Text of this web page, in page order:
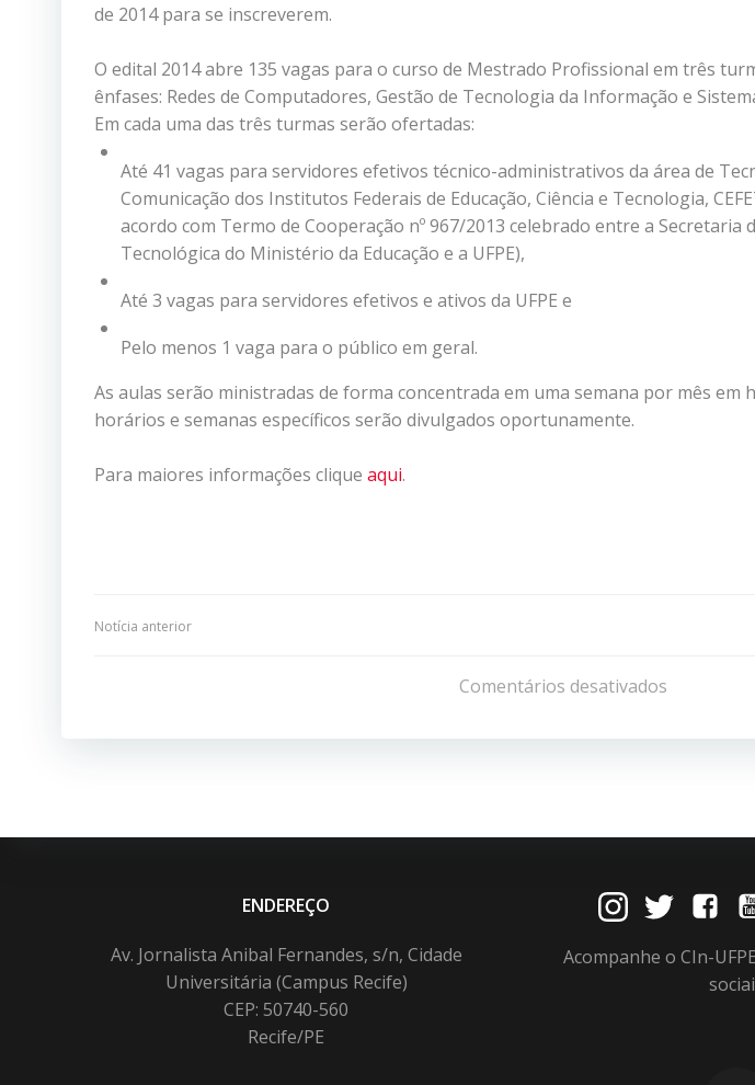
de 2014 para se inscreverem.
O edital 2014 abre 135 vagas para o curso de Mestrado Profissional em três
ênfases: Redes de Computadores, Gestão de Tecnologia da Informação e
Em cada uma das três turmas serão ofertadas:
Até 41 vagas para servidores efetivos técnico-administrativos da área de
Comunicação dos Institutos Federais de Educação, Ciência e Tecnologia,
acordo com Termo de Cooperação nº 967/2013 celebrado entre a Secretaria
Tecnológica do Ministério da Educação e a UFPE),
Até 3 vagas para servidores efetivos e ativos da UFPE e
Pelo menos 1 vaga para o público em geral.
As aulas serão ministradas de forma concentrada em uma semana por mês em
horários e semanas específicos serão divulgados oportunamente.
Para maiores informações clique aqui.
Navegação
Post
Notícia anterior
de
Post
Comentários desativados
ENDEREÇO
Av. Jornalista Anibal Fernandes, s/n, Cidade
Universitária (Campus Recife)
CEP: 50740-560
Recife/PE
Acompanhe o CIn-